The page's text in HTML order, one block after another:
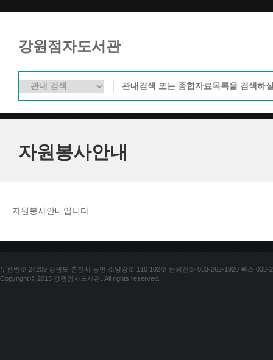
강원점자도서관
자원봉사안내
자원봉사안내입니다
우편번호 24209 강원도 춘천시 동면 소양강로 110 102호 문의전화 033-262-1920 팩스 033-
Copyright © 2015 강원점자도서관. All rights reserved.